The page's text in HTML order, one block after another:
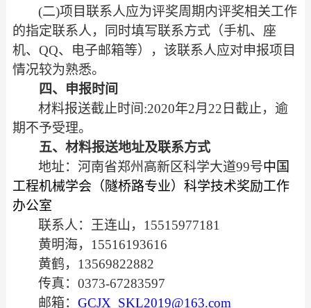
(二)项目联系人应为评奖周期内评奖相关工作
的指定联系人，同 时填写联系方式（手机、座
机、 QQ、电子邮箱等），该联系人应对申报项目
情况较为熟悉。
四、申报时间
材料报送截止时间 :2020年2月22日截止，逾
期不予受理。
五、材料报送地址及联系方式
地址：河南省郑州高新区科学大道99号中国
工程机械学会（隧桥路专业）科学技术奖励工作
办公室
联系人：王连山， 15515977181
黄明海， 15516193616
黄鹤， 13569822882
传真： 0373-67283597
邮箱： GCJX_SKL2019@163.com